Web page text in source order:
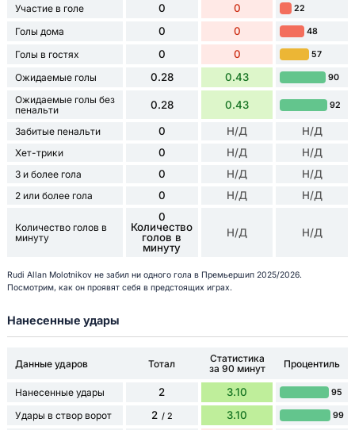
Участие в голе 0 0 22
Голы дома 0 0 48
Голы в гостях 0 0 57
Ожидаемые голы 0.28 0.43 90
Ожидаемые голы без
пенальти
0.28 0.43 92
Забитые пенальти 0 Н/Д Н/Д
Хет-трики 0 Н/Д Н/Д
3 и более гола 0 Н/Д Н/Д
2 или более гола 0 Н/Д Н/Д
Количество голов в
минуту
0
Количество
голов в
минуту
Н/Д Н/Д
Rudi Allan Molotnikov не забил ни одного гола в Премьершип 2025/2026.
Посмотрим, как он проявят себя в предстоящих играх.
Нанесенные удары
Данные ударов Тотал
Статистика
за 90 минут
Процентиль
Нанесенные удары 2 3.10 95
Удары в створ ворот 2 / 2 3.10 99